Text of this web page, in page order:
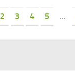
2 3 4 5 ...